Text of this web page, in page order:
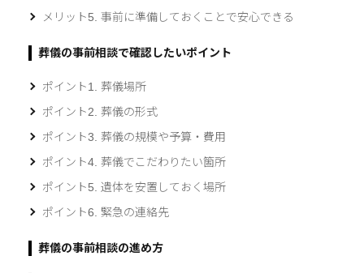
メリット5. 事前に準備しておくことで安心できる
葬儀の事前相談で確認したいポイント
ポイント1. 葬儀場所
ポイント2. 葬儀の形式
ポイント3. 葬儀の規模や予算・費用
ポイント4. 葬儀でこだわりたい箇所
ポイント5. 遺体を安置しておく場所
ポイント6. 緊急の連絡先
葬儀の事前相談の進め方